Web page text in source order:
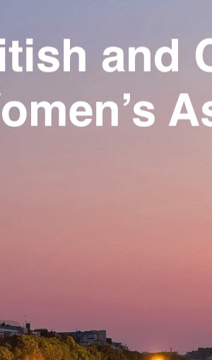
Exporter uniquement les
Ajoutez un logo, un bouton, des
Our Association
Activities
Join us
?>